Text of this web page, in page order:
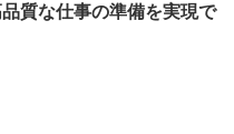
質な仕事の準備を実現で